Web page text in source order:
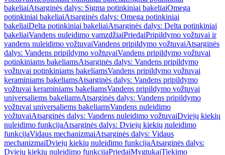
bakeliaiAtsarginės dalys: Sigma potinkiniai bakeliaiOmega
potinkiniai bakeliaiAtsarginės dalys: Omega potinkiniai
bakeliaiDelta potinkiniai bakeliaiAtsarginės dalys: Delta potinkiniai
bakeliaiVandens nuleidimo vamzdžiaiPriedaiPripildymo vožtuvai ir
vandens nuleidimo vožtuvaiVandens pripildymo vožtuvaiAtsarginės
dalys: Vandens pripildymo vožtuvaiVandens pripildymo vožtuvai
potinkiniams bakeliamsAtsarginės dalys: Vandens pripildymo
vožtuvai potinkiniams bakeliamsVandens pripildymo vožtuvai
keraminiams bakeliamsAtsarginės dalys: Vandens pripildymo
vožtuvai keraminiams bakeliamsVandens pripildymo vožtuvai
universaliems bakeliamsAtsarginės dalys: Vandens pripildymo
vožtuvai universaliems bakeliamsVandens nuleidimo
vožtuvaiAtsarginės dalys: Vandens nuleidimo vožtuvaiDviejų kiekių
nuleidimo funkcijaAtsarginės dalys: Dviejų kiekių nuleidimo
funkcijaVidaus mechanizmaiAtsarginės dalys: Vidaus
mechanizmaiDviejų kiekių nuleidimo funkcijaAtsarginės dalys:
Dviejų kiekių nuleidimo funkcijaPriedaiMygtukaiTiekimo